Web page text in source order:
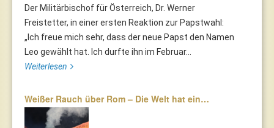
Der Militärbischof für Österreich, Dr. Werner
Freistetter, in einer ersten Reaktion zur Papstwahl:
„Ich freue mich sehr, dass der neue Papst den Namen
Leo gewählt hat. Ich durfte ihn im Februar...
Weiterlesen
Weißer Rauch über Rom – Die Welt hat ein…